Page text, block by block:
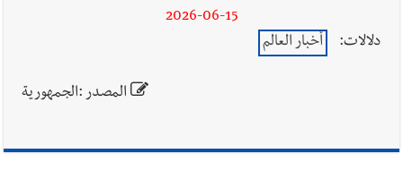
2026-06-15
دلالات:
أخبار العالم
المصدر :الجمهورية